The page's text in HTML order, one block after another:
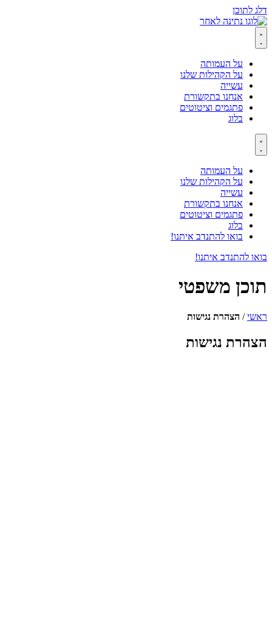
דלג לתוכן
על העמותה
על הקהילות שלנו
עשייה
אנחנו בתקשורת
פתגמים וציטוטים
בלוג
על העמותה
על הקהילות שלנו
עשייה
אנחנו בתקשורת
פתגמים וציטוטים
בלוג
בואו להתנדב איתנו!
בואו להתנדב איתנו!
תוכן משפטי
ראשי/ הצהרת נגישות
הצהרת נגישות